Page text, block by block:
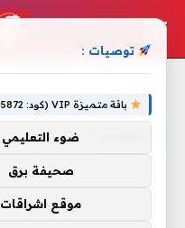
توصيات :
باقة متميزة VIP (كود: AA35872):
ضوء التعليمي
صحيفة برق
موقع اشراقات